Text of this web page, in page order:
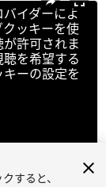
イダーによ
ッキーを使
許可されま
を希望する
ーの設定を
すると、